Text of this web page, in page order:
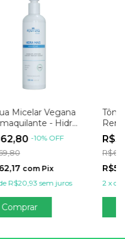
Micelar Vegana
- Hidra
-10% OFF
com Pix
R$20,93 sem juros
Comprar
Chá
2 x de